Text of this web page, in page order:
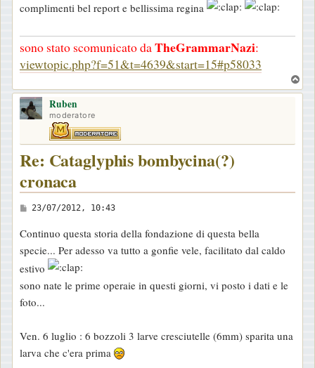
complimenti bel report e bellissima regina
sono stato scomunicato daTheGrammarNazi:
viewtopic.php?f=51&t=4639&start=15#p58033
o
Ruben
moderatore
Re: Cataglyphis bombycina(?)
cronaca
M
s
s
a
g
g
o
23/07/2012, 10:43
Continuo questa storia della fondazione di questa bella
specie... Per adesso va tutto a gonfie vele, facilitato dal caldo
estivo
sono nate le prime operaie in questi giorni, vi posto i dati e le
foto...
Ven. 6 luglio : 6 bozzoli 3 larve cresciutelle (6mm) sparita una
larva che c'era prima